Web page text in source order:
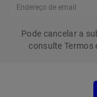
Pode cancelar a
consulte Termos